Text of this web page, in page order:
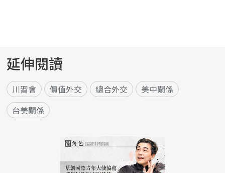
延伸閱讀
川習會 價值外交 總合外交
美中關係
台美關係